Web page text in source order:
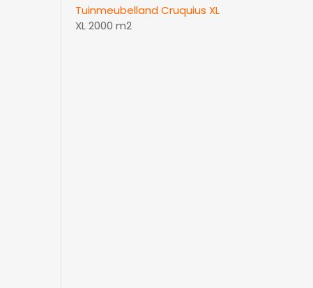
Tuinmeubelland Cruquius XL
XL 2000 m2